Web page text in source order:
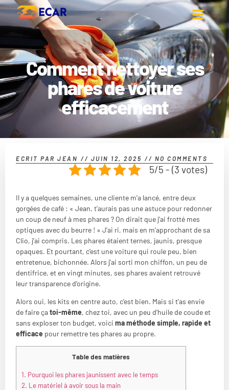
Comment nettoyer ses
phares de voiture
efficacement
ECRIT PAR JEAN // JUIN 12, 2025 // NO COMMENTS
5/5 - (3 votes)
Il y a quelques semaines, une cliente m’a lancé, entre deux
gorgées de café : « Jean, t’aurais pas une astuce pour redonner
un coup de neuf à mes phares ? On dirait que j’ai frotté mes
optiques avec du beurre ! » J’ai ri, mais en m’approchant de sa
Clio, j’ai compris. Les phares étaient ternes, jaunis, presque
opaques. Et pourtant, c’est une voiture qui roule peu, bien
entretenue, bichonnée. Alors j’ai sorti mon chiffon, un peu de
dentifrice, et en vingt minutes, ses phares avaient retrouvé
leur transparence d’origine.
Alors oui, les kits en centre auto, c’est bien. Mais si t’as envie
de faire çatoi-même, chez toi, avec un peu d’huile de coude et
sans exploser ton budget, voici ma méthode simple, rapide et
efficace pour remettre tes phares au propre.
Table des matières
1. Pourquoi les phares jaunissent avec le temps
2. Le matériel à avoir sous la main